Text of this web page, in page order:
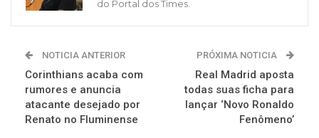
do Portal dos Times.
NOTICIA ANTERIOR
Corinthians acaba com
rumores e anuncia
atacante desejado por
Renato no Fluminense
PRÓXIMA NOTICIA
Real Madrid aposta
todas suas ficha para
lançar ‘Novo Ronaldo
Fenômeno’